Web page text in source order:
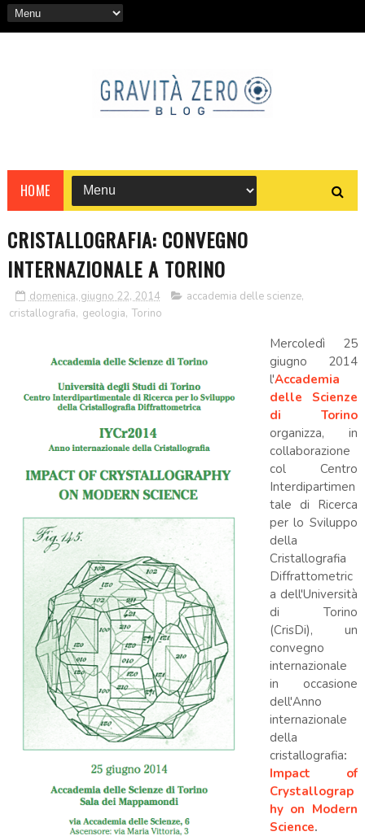
HOME
CRISTALLOGRAFIA: CONVEGNO
INTERNAZIONALE A TORINO
domenica, giugno 22, 2014 accademia delle scienze,
cristallografia, geologia, Torino
Mercoledì 25
giugno 2014
l'Accademia
delle Scienze
di Torino
organizza, in
collaborazione
col Centro
Interdipartimen
tale di Ricerca
per lo Sviluppo
della
Cristallografia
Diffrattometric
a dell'Università
di Torino
(CrisDi), un
convegno
internazionale
in occasione
dell'Anno
internazionale
della
cristallografia:
Impact of
Crystallograp
hy on Modern
Science.